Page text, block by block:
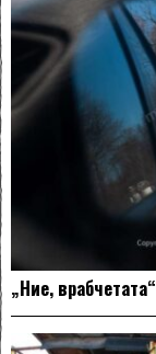
„Ние,